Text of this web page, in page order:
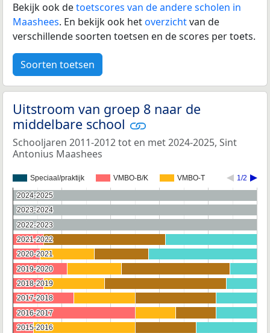
Bekijk ook detoetscores van de andere scholen in
Maashees. En bekijk ook hetoverzichtvan de
verschillende soorten toetsen en de scores per toets.
Soorten toetsen
Uitstroom van groep 8 naar de
middelbare school
Schooljaren 2011-2012 tot en met 2024-2025, Sint
Antonius Maashees
Speciaal/praktijk VMBO-B/K VMBO-T 1/2
2024-2025
2024-2025
2023-2024
2023-2024
2022-2023
2022-2023
2021-2022
2021-2022
2020-2021
2020-2021
2019-2020
2019-2020
2018-2019
2018-2019
2017-2018
2017-2018
2016-2017
2016-2017
2015-2016
2015-2016